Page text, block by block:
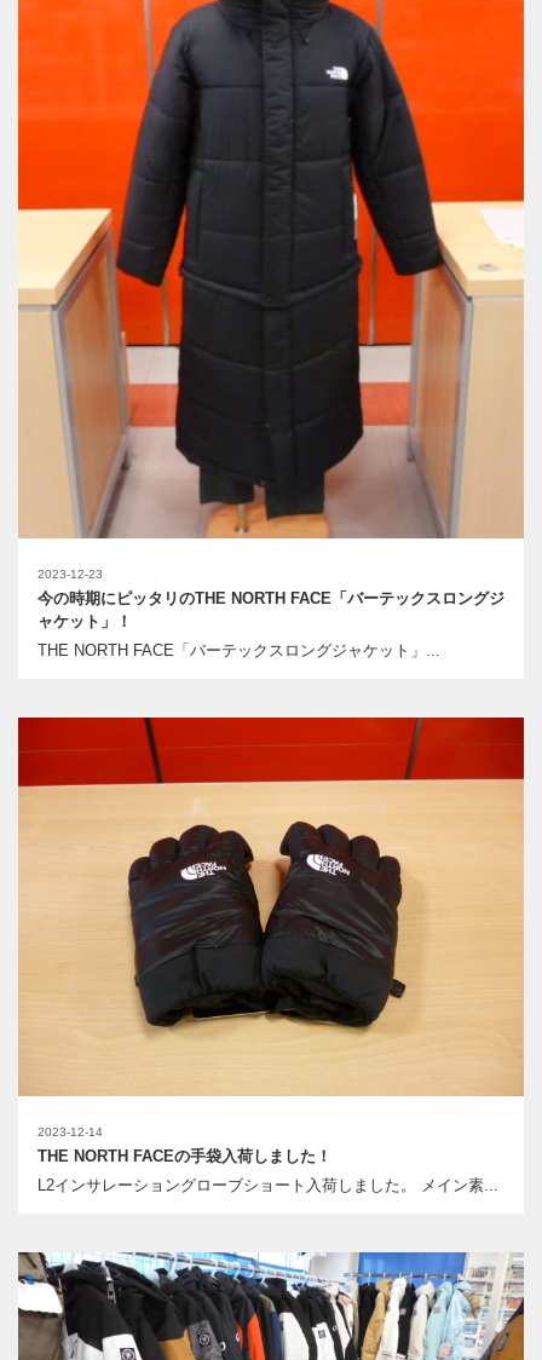
2023-12-23
今の時期にピッタリのTHE NORTH FACE「バーテックスロングジ
ャケット」！
THE NORTH FACE「バーテックスロングジャケット」...
2023-12-14
THE NORTH FACEの手袋入荷しました！
L2インサレーショングローブショート入荷しました。 メイン素...